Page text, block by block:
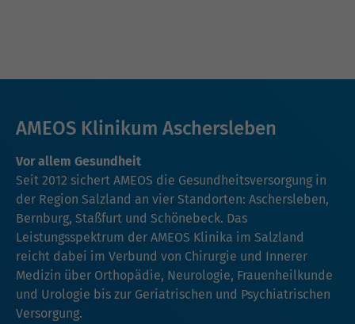
AMEOS Klinikum Aschersleben
Vor allem Gesundheit
Seit 2012 sichert AMEOS die Gesundheitsversorgung in
der Region Salzland an vier Standorten: Aschersleben,
Bernburg, Staßfurt und Schönebeck. Das
Leistungsspektrum der AMEOS Klinika im Salzland
reicht dabei im Verbund von Chirurgie und Innerer
Medizin über Orthopädie, Neurologie, Frauenheilkunde
und Urologie bis zur Geriatrischen und Psychiatrischen
Versorgung.